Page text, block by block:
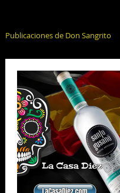
Publicaciones de Don Sangrito
El Alcohol y la Salud